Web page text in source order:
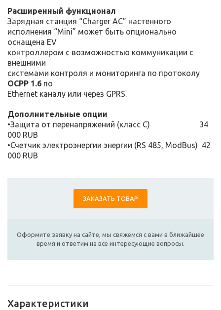
Расширенный функционал
Зарядная станция “Charger АС” настенного
исполнения “Mini” может быть опционально
оснащена EV
контроллером с возможностью коммуникации с
внешними
системами контроля и мониторинга по протоколу
OCPP 1.6 по
Ethernet каналу или через GPRS.
Дополнительные опции
•Защита от перенапряжений (класс С) 34
000 RUB
•Счетчик электроэнергии энергии (RS 485, ModBus) 42
000 RUB
ЗАКАЗАТЬ ТОВАР
Оформите заявку на сайте, мы свяжемся с вами в ближайшее
время и ответим на все интересующие вопросы.
Характеристики